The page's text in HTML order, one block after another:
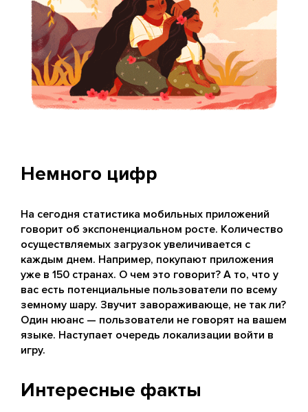
Немного цифр
На сегодня статистика мобильных приложений
говорит об экспоненциальном росте. Количество
осуществляемых загрузок увеличивается с
каждым днем. Например, покупают приложения
уже в 150 странах. О чем это говорит? А то, что у
вас есть потенциальные пользователи по всему
земному шару. Звучит завораживающе, не так ли?
Один нюанс — пользователи не говорят на вашем
языке. Наступает очередь локализации войти в
игру.
Интересные факты